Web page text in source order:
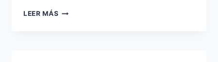
LEER MÁS CARTAGENA: